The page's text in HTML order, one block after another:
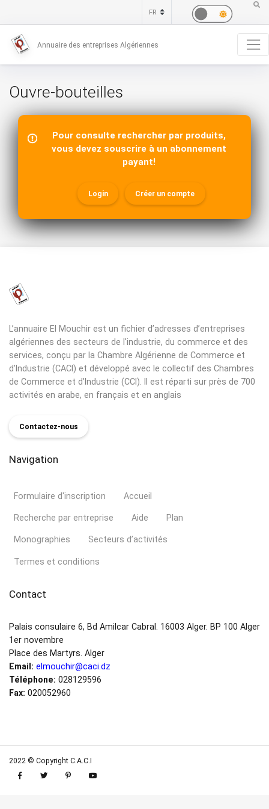
Annuaire des entreprises Algériennes
Ouvre-bouteilles
Pour consulte rechercher par produits,
vous devez souscrire à un abonnement
payant!
Login Créer un compte
L’annuaire El Mouchir est un fichier d’adresses d’entreprises
algériennes des secteurs de l'industrie, du commerce et des
services, conçu par la Chambre Algérienne de Commerce et
d’Industrie (CACI) et développé avec le collectif des Chambres
de Commerce et d’Industrie (CCI). Il est réparti sur près de 700
activités en arabe, en français et en anglais
Contactez-nous
Navigation
Formulaire d'inscription Accueil
Recherche par entreprise Aide Plan
Monographies Secteurs d’activités
Termes et conditions
Contact
Palais consulaire 6, Bd Amilcar Cabral. 16003 Alger. BP 100 Alger
1er novembre
Place des Martyrs. Alger
Email: elmouchir@caci.dz
Téléphone: 028129596
Fax: 020052960
2022 © Copyright C.A.C.I